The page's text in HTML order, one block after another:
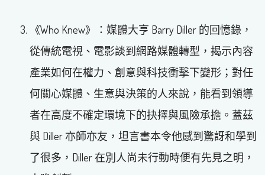
《Who Knew》：媒體大亨 Barry Diller 的回憶錄，
從傳統電視、電影談到網路媒體轉型，揭示內容
產業如何在權力、創意與科技衝擊下變形；對任
何關心媒體、生意與決策的人來說，能看到領導
者在高度不確定環境下的抉擇與風險承擔。蓋茲
與 Diller 亦師亦友，坦言書本令他感到驚訝和學到
了很多，Diller 在別人尚未行動時便有先見之明，